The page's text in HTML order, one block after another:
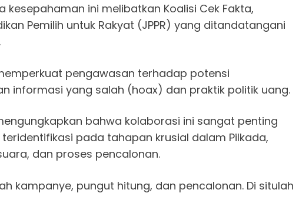
kesepahaman ini melibatkan Koalisi Cek Fakta,
Pemilih untuk Rakyat (JPPR) yang ditandatangani
pengawasan terhadap potensi
informasi yang salah (hoax) dan praktik politik uang.
bahwa kolaborasi ini sangat penting
pada tahapan krusial dalam Pilkada,
dan proses pencalonan.
kampanye, pungut hitung, dan pencalonan. Di situlah